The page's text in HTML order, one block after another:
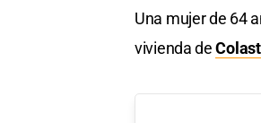
Una mujer de 64
vivienda de